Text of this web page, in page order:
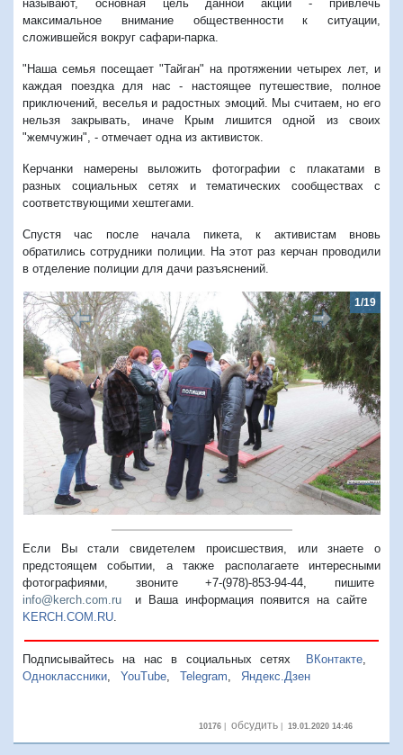
называют, основная цель данной акции - привлечь
максимальное внимание общественности к ситуации,
сложившейся вокруг сафари-парка.
"Наша семья посещает "Тайган" на протяжении четырех лет, и
каждая поездка для нас - настоящее путешествие, полное
приключений, веселья и радостных эмоций. Мы считаем, но его
нельзя закрывать, иначе Крым лишится одной из своих
"жемчужин", - отмечает одна из активисток.
Керчанки намерены выложить фотографии с плакатами в
разных социальных сетях и тематических сообществах с
соответствующими хештегами.
Спустя час после начала пикета, к активистам вновь
обратились сотрудники полиции. На этот раз керчан проводили
в отделение полиции для дачи разъяснений.
1/19
Предыдущий
Если Вы стали свидетелем происшествия, или знаете о
предстоящем событии, а также располагаете интересными
фотографиями, звоните +7-(978)-853-94-44, пишите
info@kerch.com.ru и Ваша информация появится на сайте
KERCH.COM.RU.
Подписывайтесь на нас в социальных сетях ВКонтакте,
Одноклассники, YouTube, Telegram, Яндекс.Дзен
10176 |обсудить |19.01.2020 14:46